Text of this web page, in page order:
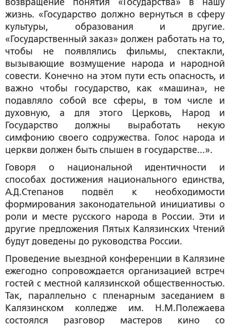
возвращение понятия «Государства» в нашу
жизнь. « Государство должно вернуться в сферу
культуры, образования и другие.
«Государственный заказ» должен работать на то,
чтобы не появлялись фильмы, спектакли,
вызывающие возмущение народа и народной
совести. Конечно на этом пути есть опасность, и
важно чтобы государство, как «машина», не
подавляло собой все сферы, в том числе и
духовную, а для этого Церковь, Народ и
Государство должны выработать некую
симфонию своего содружества.
Голос народа и
церкви должен быть слышен в государстве...».
Говоря о национальной идентичности и
способах достижения национального единства,
А.Д.Степанов подвёл к необходимости
формирования законодательной инициативы о
роли и месте русского народа в России. Эти и
другие предложения Пятых Калязинских Чтений
будут доведены до руководства России.
Проведение выездной конференции в Калязине
ежегодно сопровождается организацией встреч
гостей с местной калязинской общественностью.
Так, параллельно с пленарным заседанием в
Калязинском колледже им. Н.М.Полежаева
состоялся разговор мастеров кино со